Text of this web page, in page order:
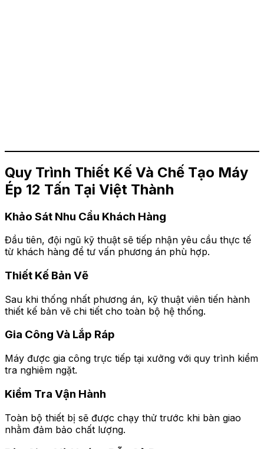
Quy Trình Thiết Kế Và Chế Tạo Máy
Ép 12 Tấn Tại Việt Thành
Khảo Sát Nhu Cầu Khách Hàng
Đầu tiên, đội ngũ kỹ thuật sẽ tiếp nhận yêu cầu thực tế
từ khách hàng để tư vấn phương án phù hợp.
Thiết Kế Bản Vẽ
Sau khi thống nhất phương án, kỹ thuật viên tiến hành
thiết kế bản vẽ chi tiết cho toàn bộ hệ thống.
Gia Công Và Lắp Ráp
Máy được gia công trực tiếp tại xưởng với quy trình kiểm
tra nghiêm ngặt.
Kiểm Tra Vận Hành
Toàn bộ thiết bị sẽ được chạy thử trước khi bàn giao
nhằm đảm bảo chất lượng.